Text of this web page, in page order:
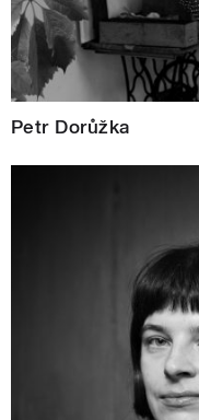
Petr Dorůžka